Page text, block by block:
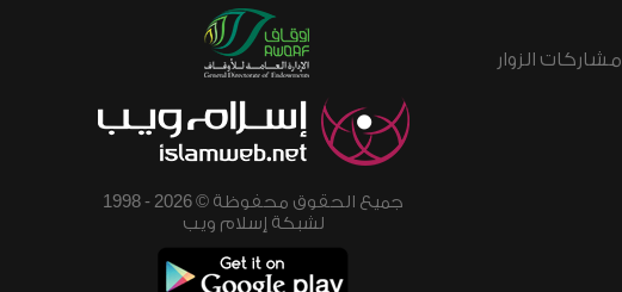
مشاركات الزوار
جميع الحقوق محفوظة © 2026 - 1998
لشبكة إسلام ويب